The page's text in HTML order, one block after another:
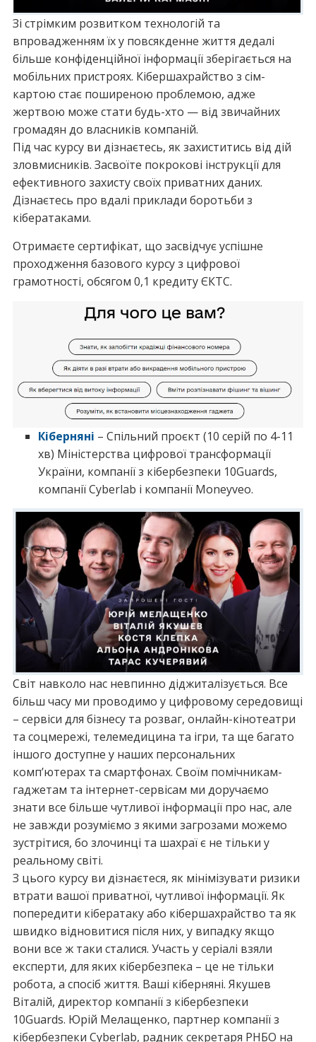
Зі стрімким розвитком технологій та
впровадженням їх у повсякденне життя дедалі
більше конфіденційної інформації зберігається на
мобільних пристроях. Кібершахрайство з сім-
картою стає поширеною проблемою, адже
жертвою може стати будь-хто — від звичайних
громадян до власників компаній.
Під час курсу ви дізнаєтесь, як захиститись від дій
зловмисників. Засвоїте покрокові інструкції для
ефективного захисту своїх приватних даних.
Дізнаєтесь про вдалі приклади боротьби з
кібератаками.
Отримаєте сертифікат, що засвідчує успішне
проходження базового курсу з цифрової
грамотності, обсягом 0,1 кредиту ЄКТС.
Кіберняні – Спільний проєкт (10 серій по 4-11
хв) Міністерства цифрової трансформації
України, компанії з кібербезпеки 10Guards,
компанії Cyberlab і компанії Moneyveo.
Світ навколо нас невпинно діджиталізується. Все
більш часу ми проводимо у цифровому середовищі
– сервіси для бізнесу та розваг, онлайн-кінотеатри
та соцмережі, телемедицина та ігри, та ще багато
іншого доступне у наших персональних
комп’ютерах та смартфонах. Своїм помічникам-
гаджетам та інтернет-сервісам ми доручаємо
знати все більше чутливої інформації про нас, але
не завжди розуміємо з якими загрозами можемо
зустрітися, бо злочинці та шахраї є не тільки у
реальному світі.
З цього курсу ви дізнаєтеся, як мінімізувати ризики
втрати вашої приватної, чутливої інформації. Як
попередити кібератаку або кібершахрайство та як
швидко відновитися після них, у випадку якщо
вони все ж таки сталися. Участь у серіалі взяли
експерти, для яких кібербезпека – це не тільки
робота, а спосіб життя. Ваші кіберняні. Якушев
Віталій, директор компанії з кібербезпеки
10Guards. Юрій Мелащенко, партнер компанії з
кібербезпеки Cyberlab, радник секретаря РНБО на